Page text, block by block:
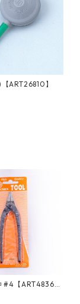
ART26810】
#4【ART4836